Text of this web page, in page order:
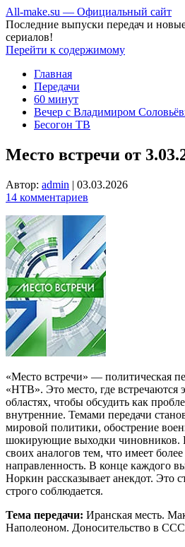
All-make.su — Официальный сайт
Последние выпуски передач и
сериалов!
Перейти к содержимому
Главная
Передачи
60 минут
Вечер с Владимиром
Бесогон ТВ
Место встречи от
Автор: admin | 03.03.2026
14 комментариев
«Место встречи» — политическая
«НТВ». Это место, где встречаются
областях, чтобы обсудить как
внутренние. Темами передачи
мировой политики, обострение
шокирующие выходки чиновников.
своих аналогов тем, что имеет
направленность. В конце каждого
Норкин рассказывает анекдот. Это
строго соблюдается.
Тема передачи: Иранская месть.
Наполеоном. Доносительство в